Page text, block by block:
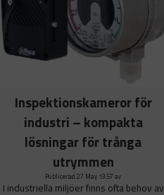
Inspektionskameror för
industri – kompakta
lösningar för trånga
utrymmen
Publicerad 27 May 13:57 av
I industriella miljöer finns ofta behov av